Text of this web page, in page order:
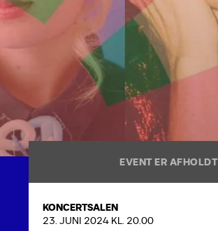
EVENT ER AFHOLDT
KONCERTSALEN
23. JUNI 2024 KL. 20.00